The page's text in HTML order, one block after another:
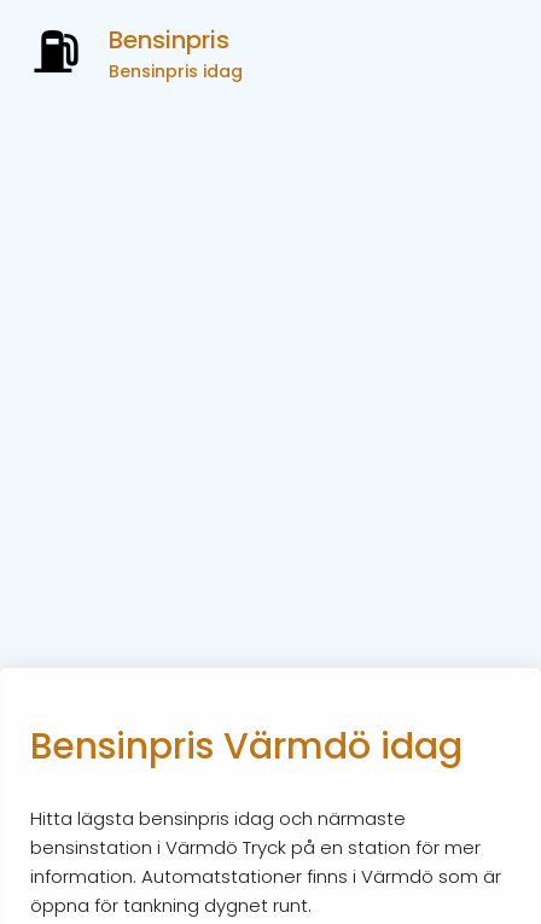
Bensinpris
Bensinpris idag
Bensinpris Värmdö idag
Hitta lägsta bensinpris idag och närmaste
bensinstation i Värmdö Tryck på en station för mer
information. Automatstationer finns i Värmdö som är
öppna för tankning dygnet runt.